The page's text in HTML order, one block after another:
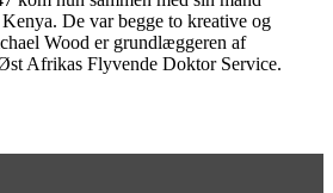
De var begge to kreative og
Wood er grundlæggeren af
Afrikas Flyvende Doktor Service.